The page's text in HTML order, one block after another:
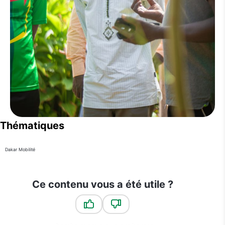
Thématiques
Dakar Mobilité
Ce contenu vous a été utile ?